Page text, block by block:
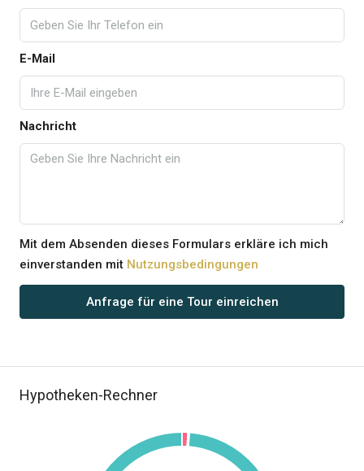
E-Mail
Nachricht
Mit dem Absenden dieses Formulars erkläre ich mich
einverstanden mit Nutzungsbedingungen
Anfrage für eine Tour einreichen
Hypotheken-Rechner